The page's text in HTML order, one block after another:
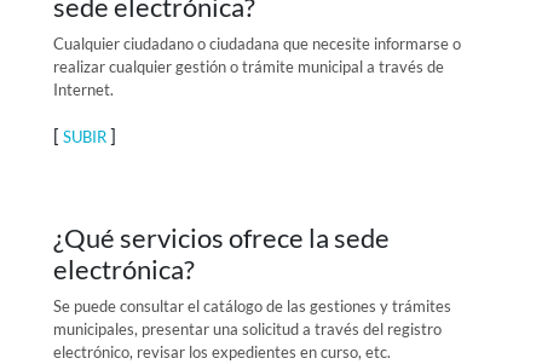
sede electrónica?
Cualquier ciudadano o ciudadana que necesite informarse o
realizar cualquier gestión o trámite municipal a través de
Internet.
[ SUBIR]
¿Qué servicios ofrece la sede
electrónica?
Se puede consultar el catálogo de las gestiones y trámites
municipales, presentar una solicitud a través del registro
electrónico, revisar los expedientes en curso, etc.